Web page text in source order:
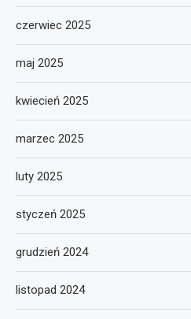
czerwiec 2025
maj 2025
kwiecień 2025
marzec 2025
luty 2025
styczeń 2025
grudzień 2024
listopad 2024